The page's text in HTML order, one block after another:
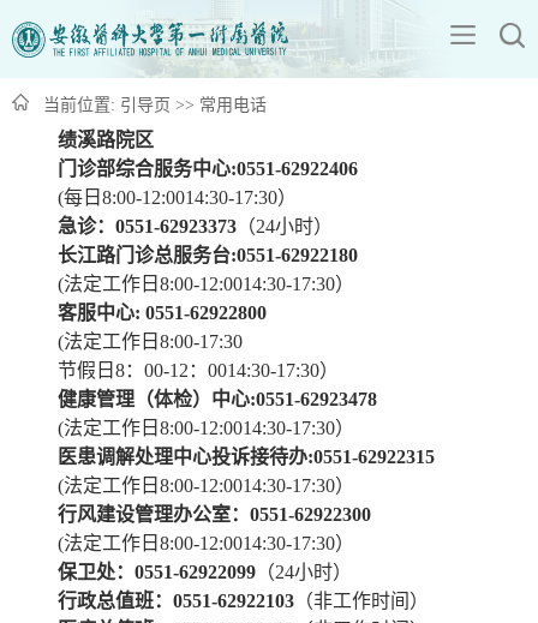
当前位置: 引导页 >> 常用电话
绩溪路院区
门诊部综合服务中心:0551-62922406
(每日8:00-12:0014:30-17:30）
急诊：0551-62923373 （24小时）
长江路门诊总服务台:0551-62922180
(法定工作日8:00-12:0014:30-17:30）
客服中心: 0551-62922800
(法定工作日8:00-17:30
节假日8：00-12：0014:30-17:30）
健康管理（体检）中心:0551-62923478
(法定工作日8:00-12:0014:30-17:30）
医患调解处理中心投诉接待办:0551-62922315
(法定工作日8:00-12:0014:30-17:30）
行风建设管理办公室：0551-62922300
(法定工作日8:00-12:0014:30-17:30）
保卫处：0551-62922099 （24小时）
行政总值班：0551-62922103 （非工作时间）